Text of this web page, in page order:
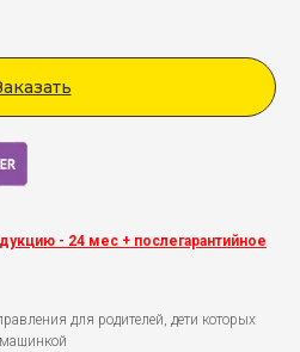
- 24 мес + послегарантийное
для родителей, дети которых